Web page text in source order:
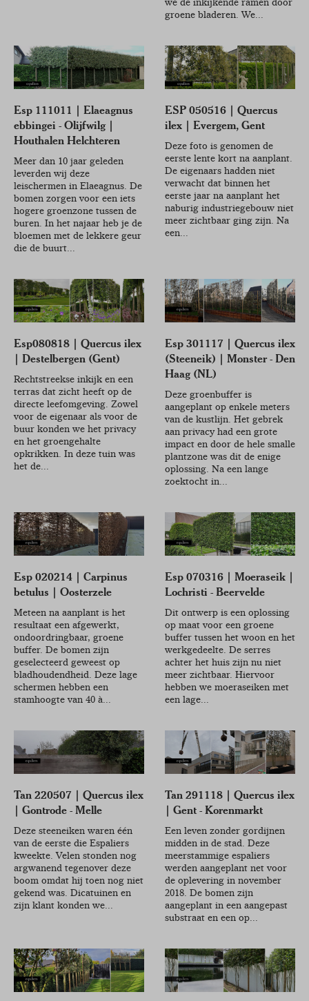
groene bladeren. We...
Esp 111011 | Elaeagnus
ebbingei - Olijfwilg |
Houthalen Helchteren
Meer dan 10 jaar geleden
leverden wij deze
leischermen in Elaeagnus. De
bomen zorgen voor een iets
hogere groenzone tussen de
buren. In het najaar heb je de
bloemen met de lekkere geur
die de buurt...
ESP 050516 | Quercus
ilex | Evergem, Gent
Deze foto is genomen de
eerste lente kort na aanplant.
De eigenaars hadden niet
verwacht dat binnen het
eerste jaar na aanplant het
naburig industriegebouw niet
meer zichtbaar ging zijn. Na
een...
Esp080818 | Quercus ilex
| Destelbergen (Gent)
Rechtstreekse inkijk en een
terras dat zicht heeft op de
directe leefomgeving. Zowel
voor de eigenaar als voor de
buur konden we het privacy
en het groengehalte
opkrikken. In deze tuin was
het de...
Esp 301117 | Quercus ilex
(Steeneik) | Monster - Den
Haag (NL)
Deze groenbuffer is
aangeplant op enkele meters
van de kustlijn. Het gebrek
aan privacy had een grote
impact en door de hele smalle
plantzone was dit de enige
oplossing. Na een lange
zoektocht in...
Esp 020214 | Carpinus
betulus | Oosterzele
Meteen na aanplant is het
resultaat een afgewerkt,
ondoordringbaar, groene
buffer. De bomen zijn
geselecteerd geweest op
bladhoudendheid. Deze lage
schermen hebben een
stamhoogte van 40 à...
Esp 070316 | Moeraseik |
Lochristi - Beervelde
Dit ontwerp is een oplossing
op maat voor een groene
buffer tussen het woon en het
werkgedeelte. De serres
achter het huis zijn nu niet
meer zichtbaar. Hiervoor
hebben we moeraseiken met
een lage...
Tan 220507 | Quercus ilex
| Gontrode - Melle
Deze steeneiken waren één
van de eerste die Espaliers
kweekte. Velen stonden nog
argwanend tegenover deze
boom omdat hij toen nog niet
gekend was. Dicatuinen en
zijn klant konden we...
Tan 291118 | Quercus ilex
| Gent - Korenmarkt
Een leven zonder gordijnen
midden in de stad. Deze
meerstammige espaliers
werden aangeplant net voor
de oplevering in november
2018. De bomen zijn
aangeplant in een aangepast
substraat en een op...